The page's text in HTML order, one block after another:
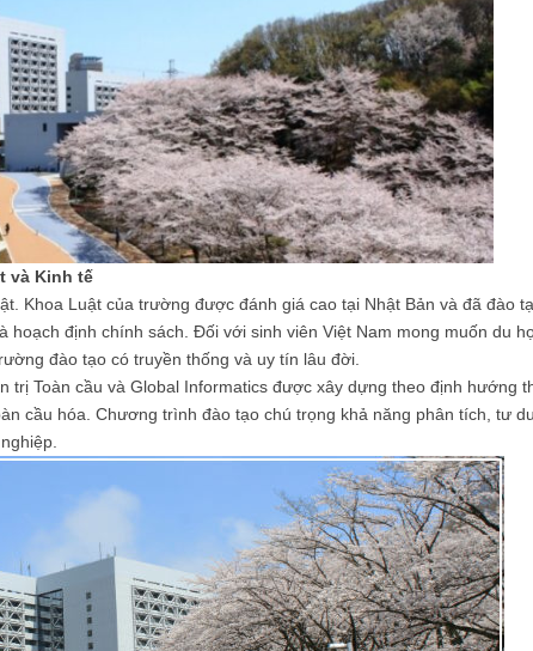
và Kinh tế
Khoa Luật của trường được đánh giá cao tại Nhật Bản và đã đào
hoạch định chính sách. Đối với sinh viên Việt Nam mong muốn du
đào tạo có truyền thống và uy tín lâu đời.
trị Toàn cầu và Global Informatics được xây dựng theo định hướng
cầu hóa. Chương trình đào tạo chú trọng khả năng phân tích, tư